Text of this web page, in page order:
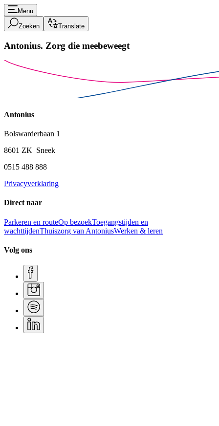
Menu
Zoeken Translate
Antonius. Zorg die meebeweegt
Antonius
Bolswarderbaan 1
8601 ZK Sneek
0515 488 888
Privacyverklaring
Direct naar
Parkeren en routeOp bezoekToegangstijden en
wachttijdenThuiszorg van AntoniusWerken & leren
Volg ons